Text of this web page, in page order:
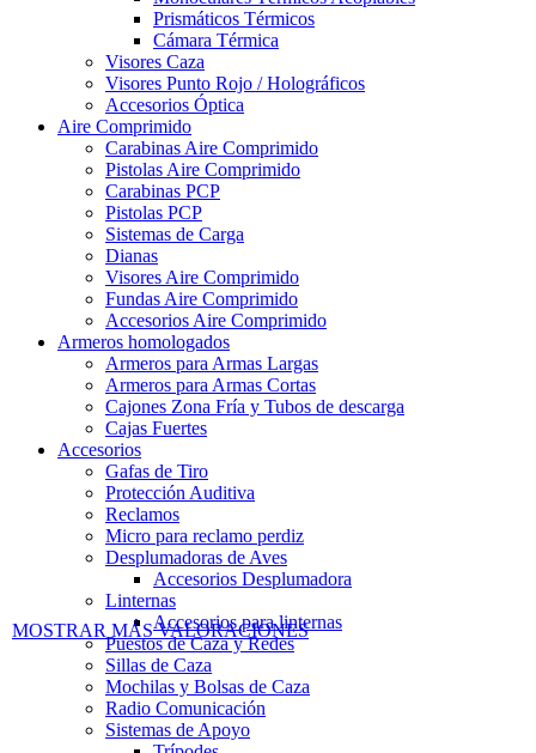
MOSTRAR MÁS VALORACIONES
Prismáticos Térmicos
Cámara Térmica
Visores Caza
Visores Punto Rojo / Holográficos
Accesorios Óptica
Aire Comprimido
Carabinas Aire Comprimido
Pistolas Aire Comprimido
Carabinas PCP
Pistolas PCP
Sistemas de Carga
Dianas
Visores Aire Comprimido
Fundas Aire Comprimido
Accesorios Aire Comprimido
Armeros homologados
Armeros para Armas Largas
Armeros para Armas Cortas
Cajones Zona Fría y Tubos de descarga
Cajas Fuertes
Accesorios
Gafas de Tiro
Protección Auditiva
Reclamos
Micro para reclamo perdiz
Desplumadoras de Aves
Accesorios Desplumadora
Linternas
Accesorios para linternas
Puestos de Caza y Redes
Sillas de Caza
Mochilas y Bolsas de Caza
Radio Comunicación
Sistemas de Apoyo